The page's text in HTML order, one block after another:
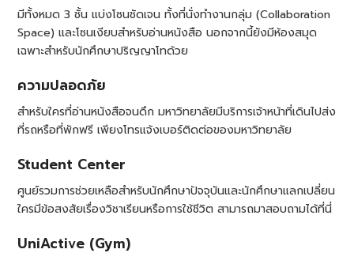
มีทั้งหมด 3 ชั้น แบ่งโซนชัดเจน ทั้งที่นั่งทำงานกลุ่ม (Collaboration
Space) และโซนเงียบสำหรับอ่านหนังสือ นอกจากนี้ยังมีห้องสมุด
เฉพาะสำหรับนักศึกษาปริญญาโทด้วย
ความปลอดภัย
สำหรับใครที่อ่านหนังสือจนดึก มหาวิทยาลัยมีบริการเจ้าหน้าที่เดินไปส่ง
ที่รถหรือที่พักฟรี เพียงโทรแจ้งเบอร์ติดต่อของมหาวิทยาลัย
Student Center
ศูนย์รวมการช่วยเหลือสำหรับนักศึกษาปัจจุบันและนักศึกษาแลกเปลี่ยน
ใครมีข้อสงสัยเรื่องวิชาเรียนหรือการใช้ชีวิต สามารถมาสอบถามได้ที่นี่
UniActive (Gym)